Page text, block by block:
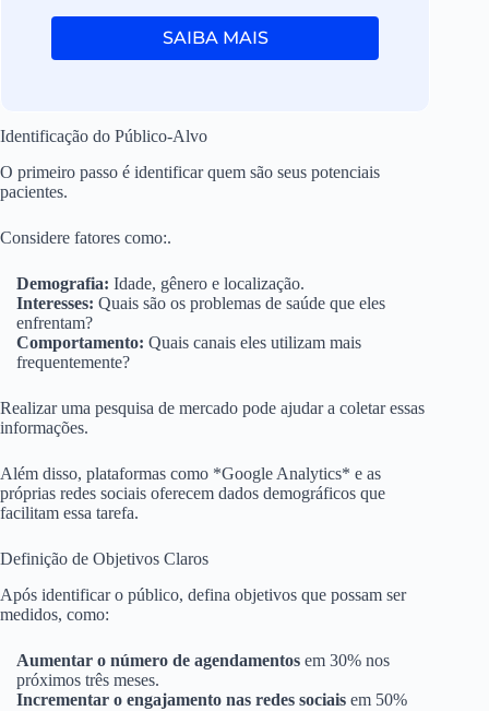
SAIBA MAIS
Identificação do Público-Alvo
O primeiro passo é identificar quem são seus potenciais
pacientes.
Considere fatores como:.
Demografia: Idade, gênero e localização.
Interesses: Quais são os problemas de saúde que eles
enfrentam?
Comportamento: Quais canais eles utilizam mais
frequentemente?
Realizar uma pesquisa de mercado pode ajudar a coletar essas
informações.
Além disso, plataformas como *Google Analytics* e as
próprias redes sociais oferecem dados demográficos que
facilitam essa tarefa.
Definição de Objetivos Claros
Após identificar o público, defina objetivos que possam ser
medidos, como:
Aumentar o número de agendamentos em 30% nos
próximos três meses.
Incrementar o engajamento nas redes sociais em 50%